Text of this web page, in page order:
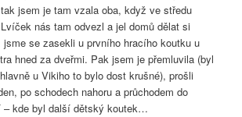
jsem je tam vzala oba, když ve středu
nás tam odvezl a jel domů dělat si
se zasekli u prvního hracího koutku u
hned za dveřmi. Pak jsem je přemluvila (byl
u Vikiho to bylo dost krušné), prošli
po schodech nahoru a průchodem do
– kde byl další dětský koutek…